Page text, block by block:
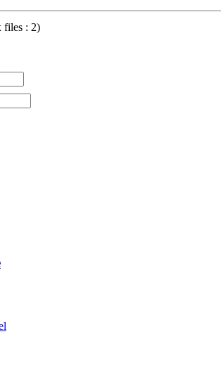
files : 2)